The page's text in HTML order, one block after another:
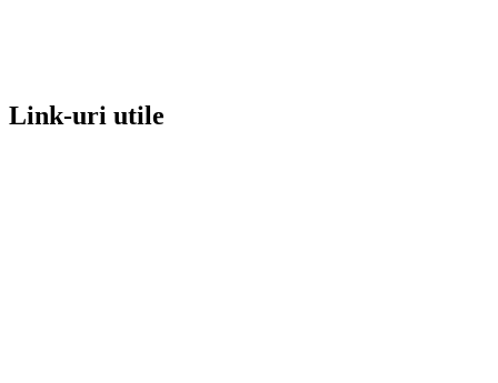
Link-uri utile